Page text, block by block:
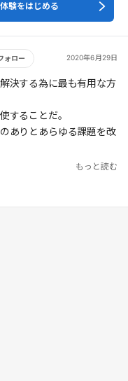
験をはじめる
ォロー 2020年6月29日
決する為に最も有用な方
することだ。
ありとあらゆる課題を改
た営業マンだろう。
もっと読む